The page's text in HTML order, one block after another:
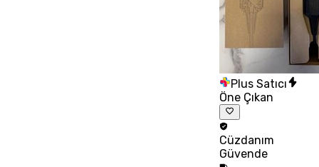
Plus Satıcı
Öne Çıkan
Cüzdanım
Güvende